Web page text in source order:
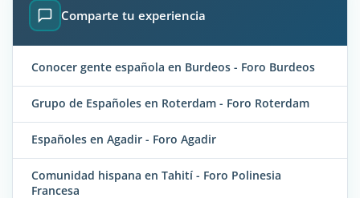
Comparte tu experiencia
Conocer gente española en Burdeos - Foro Burdeos
Grupo de Españoles en Roterdam - Foro Roterdam
Españoles en Agadir - Foro Agadir
Comunidad hispana en Tahití - Foro Polinesia
Francesa